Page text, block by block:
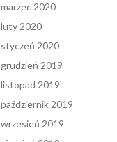
marzec 2020
luty 2020
styczeń 2020
grudzień 2019
listopad 2019
październik 2019
wrzesień 2019